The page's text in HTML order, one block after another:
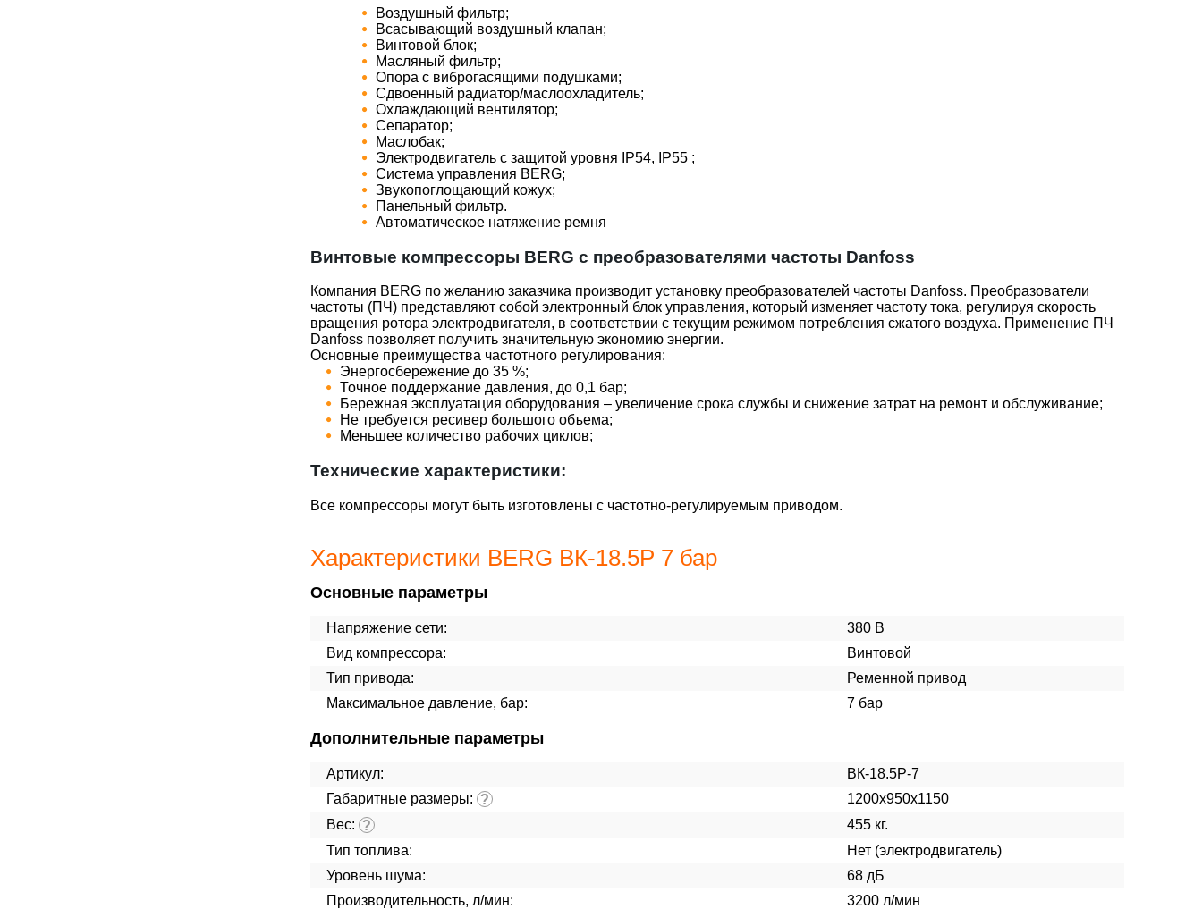
Воздушный фильтр;
Всасывающий воздушный клапан;
Винтовой блок;
Масляный фильтр;
Опора с виброгасящими подушками;
Сдвоенный радиатор/маслоохладитель;
Охлаждающий вентилятор;
Сепаратор;
Маслобак;
Электродвигатель с защитой уровня IP54, IP55 ;
Система управления BERG;
Звукопоглощающий кожух;
Панельный фильтр.
Автоматическое натяжение ремня
Винтовые компрессоры BERG с преобразователями частоты Danfoss
Компания BERG по желанию заказчика производит установку преобразователей частоты Danfoss. Преобразователи
частоты (ПЧ) представляют собой электронный блок управления, который изменяет частоту тока, регулируя скорость
вращения ротора электродвигателя, в соответствии с текущим режимом потребления сжатого воздуха. Применение ПЧ
Danfoss позволяет получить значительную экономию энергии.
Основные преимущества частотного регулирования:
Энергосбережение до 35 %;
Точное поддержание давления, до 0,1 бар;
Бережная эксплуатация оборудования – увеличение срока службы и снижение затрат на ремонт и обслуживание;
Не требуется ресивер большого объема;
Меньшее количество рабочих циклов;
Технические характеристики:
Все компрессоры могут быть изготовлены с частотно-регулируемым приводом.
Характеристики BERG ВК-18.5Р 7 бар
Основные параметры
Напряжение сети:
380 В
Вид компрессора:
Винтовой
Тип привода:
Ременной привод
Максимальное давление, бар:
7 бар
Дополнительные параметры
Артикул:
ВК-18.5Р-7
Габаритные размеры: ?
1200х950х1150
Вес: ?
455 кг.
Тип топлива:
Нет (электродвигатель)
Уровень шума:
68 дБ
Производительность, л/мин:
3200 л/мин